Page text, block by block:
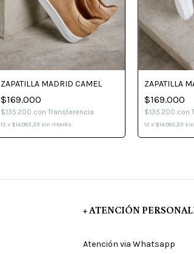
ZAPATILLA MADRID CAMEL
$169.000
$135.200 con Transferencia
12 x $14.083,33 sin interés
ZAPATILLA
$169.000
$135.200 con
12 x $14.083,33
+ ATENCIÓN
Atención via Whatsapp